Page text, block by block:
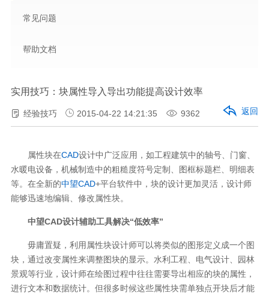
常见问题
帮助文档
实用技巧：块属性导入导出功能提高设计效率
经验技巧 2015-04-22 14:21:35 9362 返回
属性块在CAD设计中广泛应用，如工程建筑中的轴号、门窗、
水暖电设备，机械制造中的粗糙度符号定制、图框标题栏、明细表
等。在全新的中望CAD+平台软件中，块的设计更加灵活，设计师
能够迅速地编辑、修改属性块。
中望CAD设计辅助工具解决“低效率”
毋庸置疑，利用属性块设计师可以将类似的图形定义成一个图
块，通过改变属性来调整图块的显示。水利工程、电气设计、园林
景观等行业，设计师在绘图过程中往往需要导出相应的块的属性，
进行文本和数据统计。但很多时候这些属性块需单独点开块后才能